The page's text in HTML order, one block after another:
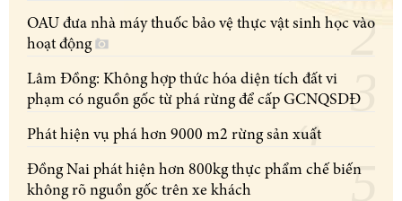
OAU đưa nhà máy thuốc bảo vệ thực vật sinh học vào
hoạt động
Lâm Đồng: Không hợp thức hóa diện tích đất vi
phạm có nguồn gốc từ phá rừng để cấp GCNQSDĐ
Phát hiện vụ phá hơn 9000 m2 rừng sản xuất
Đồng Nai phát hiện hơn 800kg thực phẩm chế biến
không rõ nguồn gốc trên xe khách